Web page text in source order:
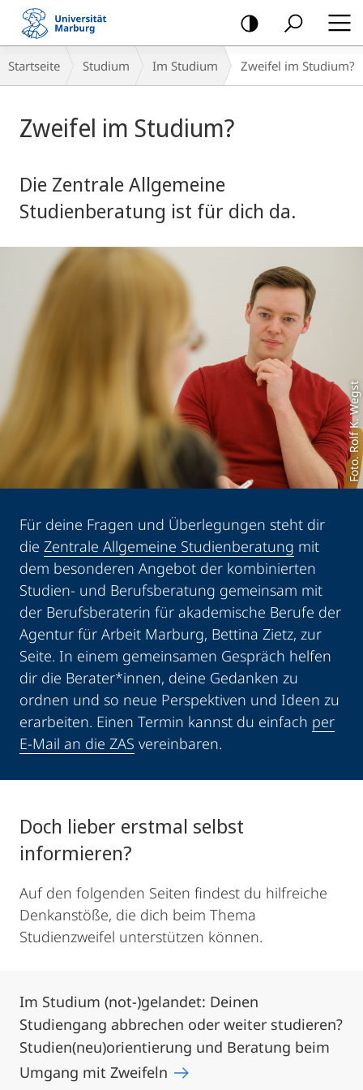
Mobile-
Navigation
Breadcrumb-
Navigation
Startseite Studium Im Studium Zweifel im Studium?
Zweifel im Studium?
Die Zentrale Allgemeine
Studienberatung ist für dich da.
Für deine Fragen und Überlegungen steht dir
die Zentrale Allgemeine Studienberatung mit
dem besonderen Angebot der kombinierten
Studien- und Berufsberatung gemeinsam mit
der Berufsberaterin für akademische Berufe der
Agentur für Arbeit Marburg, Bettina Zietz, zur
Seite. In einem gemeinsamen Gespräch helfen
dir die Berater*innen, deine Gedanken zu
ordnen und so neue Perspektiven und Ideen zu
erarbeiten. Einen Termin kannst du einfach per
E-Mail an die ZAS vereinbaren.
Foto. Rolf K. Wegst
Doch lieber erstmal selbst
informieren?
Auf den folgenden Seiten findest du hilfreiche
Denkanstöße, die dich beim Thema
Studienzweifel unterstützen können.
Im Studium (not-)gelandet: Deinen
Studiengang abbrechen oder weiter studieren?
Studien(neu)orientierung und Beratung beim
Umgang mit Zweifeln